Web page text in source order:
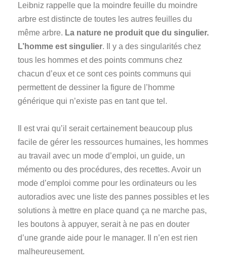
Leibniz rappelle que la moindre feuille du moindre
arbre est distincte de toutes les autres feuilles du
même arbre. La nature ne produit que du singulier.
L’homme est singulier. Il y a des singularités chez
tous les hommes et des points communs chez
chacun d’eux et ce sont ces points communs qui
permettent de dessiner la figure de l’homme
générique qui n’existe pas en tant que tel.
Il est vrai qu’il serait certainement beaucoup plus
facile de gérer les ressources humaines, les hommes
au travail avec un mode d’emploi, un guide, un
mémento ou des procédures, des recettes. Avoir un
mode d’emploi comme pour les ordinateurs ou les
autoradios avec une liste des pannes possibles et les
solutions à mettre en place quand ça ne marche pas,
les boutons à appuyer, serait à ne pas en douter
d’une grande aide pour le manager. Il n’en est rien
malheureusement.